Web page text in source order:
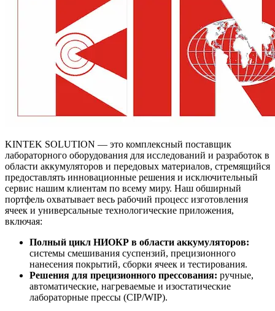
KINTEK SOLUTION — это комплексный поставщик
лабораторного оборудования для исследований и разработок в
области аккумуляторов и передовых материалов, стремящийся
предоставлять инновационные решения и исключительный
сервис нашим клиентам по всему миру. Наш обширный
портфель охватывает весь рабочий процесс изготовления
ячеек и универсальные технологические приложения,
включая:
Полный цикл НИОКР в области аккумуляторов:
системы смешивания суспензий, прецизионного
нанесения покрытий, сборки ячеек и тестирования.
Решения для прецизионного прессования: ручные,
автоматические, нагреваемые и изостатические
лабораторные прессы (CIP/WIP).